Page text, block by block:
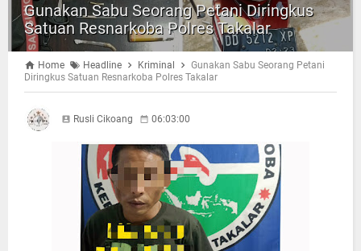
Gunakan Sabu Seorang Petani Diringkus
Satuan Resnarkoba Polres Takalar
Home Headline Kriminal
Gunakan Sabu Seorang Petani
Diringkus Satuan Resnarkoba Polres Takalar
Rusli Cikoang 06:03:00